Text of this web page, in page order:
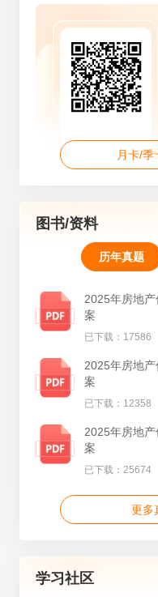
月卡/
图书/资料
历年真题
2025年房地
案
已下载：17586
2025年房地
案
已下载：12358
2025年房地
案
已下载：25674
更多
学习社区